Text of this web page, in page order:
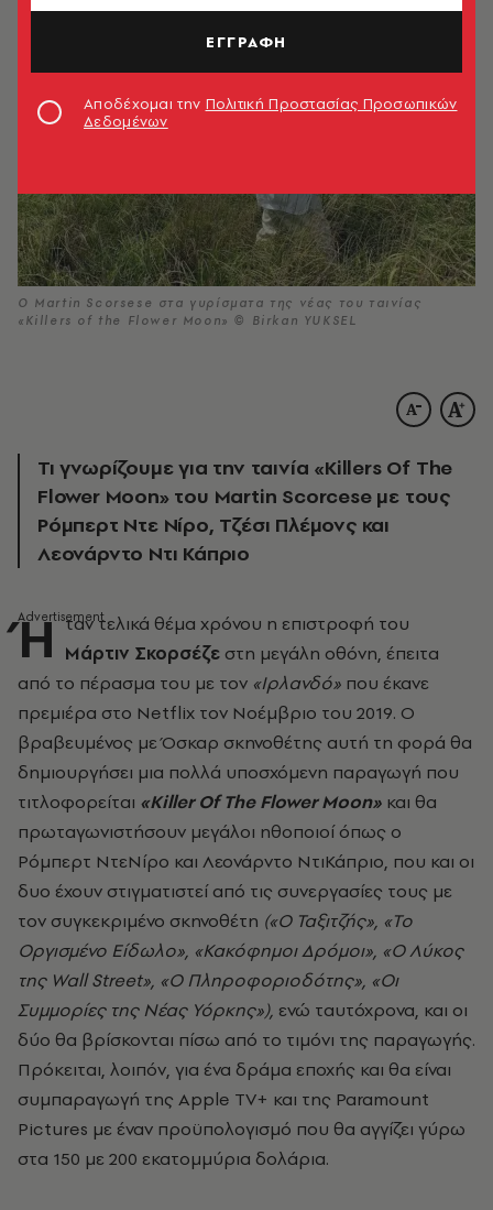
Ο Martin Scorsese στα γυρίσματα της νέας του ταινίας
«Killers of the Flower Moon» © Birkan YUKSEL
Τι γνωρίζουμε για την ταινία «Killers Of The
Flower Moon» του Martin Scorcese με τους
Ρόμπερτ Ντε Νίρο, Τζέσι Πλέμονς και
Λεονάρντο Ντι Κάπριο
Ή ταν τελικά θέμα χρόνου η επιστροφή του
Μάρτιν Σκορσέζε στη μεγάλη οθόνη, έπειτα
από το πέρασμα του με τον «Ιρλανδό» που έκανε
πρεμιέρα στο Netflix τον Νοέμβριο του 2019. Ο
βραβευμένος με Όσκαρ σκηνοθέτης αυτή τη φορά θα
δημιουργήσει μια πολλά υποσχόμενη παραγωγή που
τιτλοφορείται «Killer Of The Flower Moon» και θα
πρωταγωνιστήσουν μεγάλοι ηθοποιοί όπως ο
Ρόμπερτ ΝτεΝίρο και Λεονάρντο ΝτιΚάπριο, που και οι
δυο έχουν στιγματιστεί από τις συνεργασίες τους με
τον συγκεκριμένο σκηνοθέτη («Ο Ταξιτζής», «Το
Οργισμένο Είδωλο», «Κακόφημοι Δρόμοι», «Ο Λύκος
της Wall Street», «Ο Πληροφοριοδότης», «Οι
Συμμορίες της Νέας Υόρκης»), ενώ ταυτόχρονα, και οι
δύο θα βρίσκονται πίσω από το τιμόνι της παραγωγής.
Πρόκειται, λοιπόν, για ένα δράμα εποχής και θα είναι
συμπαραγωγή της Apple TV+ και της Paramount
Pictures με έναν προϋπολογισμό που θα αγγίζει γύρω
στα 150 με 200 εκατομμύρια δολάρια.
ΕΓΓΡΑΦΗ
Αποδέχομαι την Πολιτική Προστασίας Προσωπικών
Δεδομένων